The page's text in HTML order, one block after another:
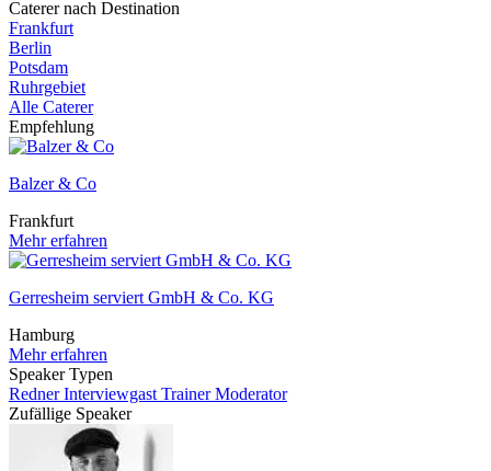
Caterer nach Destination
Frankfurt
Berlin
Potsdam
Ruhrgebiet
Alle Caterer
Empfehlung
Balzer & Co
Frankfurt
Mehr erfahren
Gerresheim serviert GmbH & Co. KG
Hamburg
Mehr erfahren
Speaker Typen
RednerInterviewgast TrainerModerator
Zufällige Speaker